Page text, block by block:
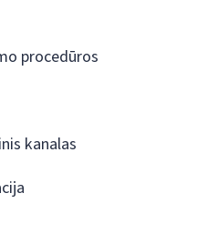
procedūros
kanalas